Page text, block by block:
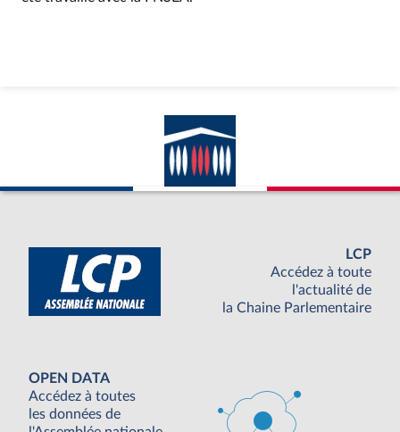
LCP
Accédez à toute
l'actualité de
la Chaine Parlementaire
OPEN DATA
Accédez à toutes
les données de